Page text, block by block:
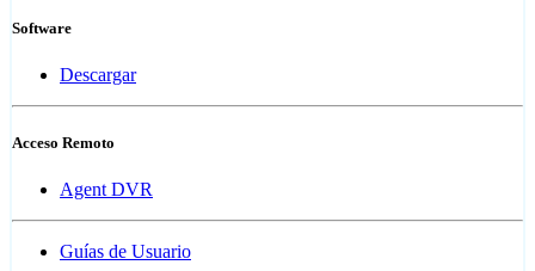
Software
Descargar
Acceso Remoto
Agent DVR
Guías de Usuario